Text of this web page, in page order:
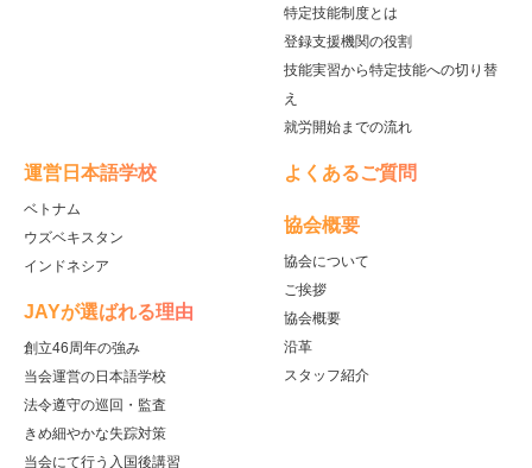
特定技能制度とは
登録支援機関の役割
技能実習から特定技能への切り替
え
就労開始までの流れ
運営日本語学校
ベトナム
ウズベキスタン
インドネシア
JAYが選ばれる理由
創立46周年の強み
当会運営の日本語学校
法令遵守の巡回・監査
きめ細やかな失踪対策
当会にて行う入国後講習
よくあるご質問
協会概要
協会について
ご挨拶
協会概要
沿革
スタッフ紹介